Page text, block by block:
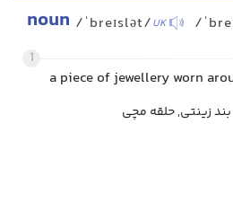
noun /ˈbreɪslət/UK /
1
a piece of jewellery worn
زینتی, حلقه مچی